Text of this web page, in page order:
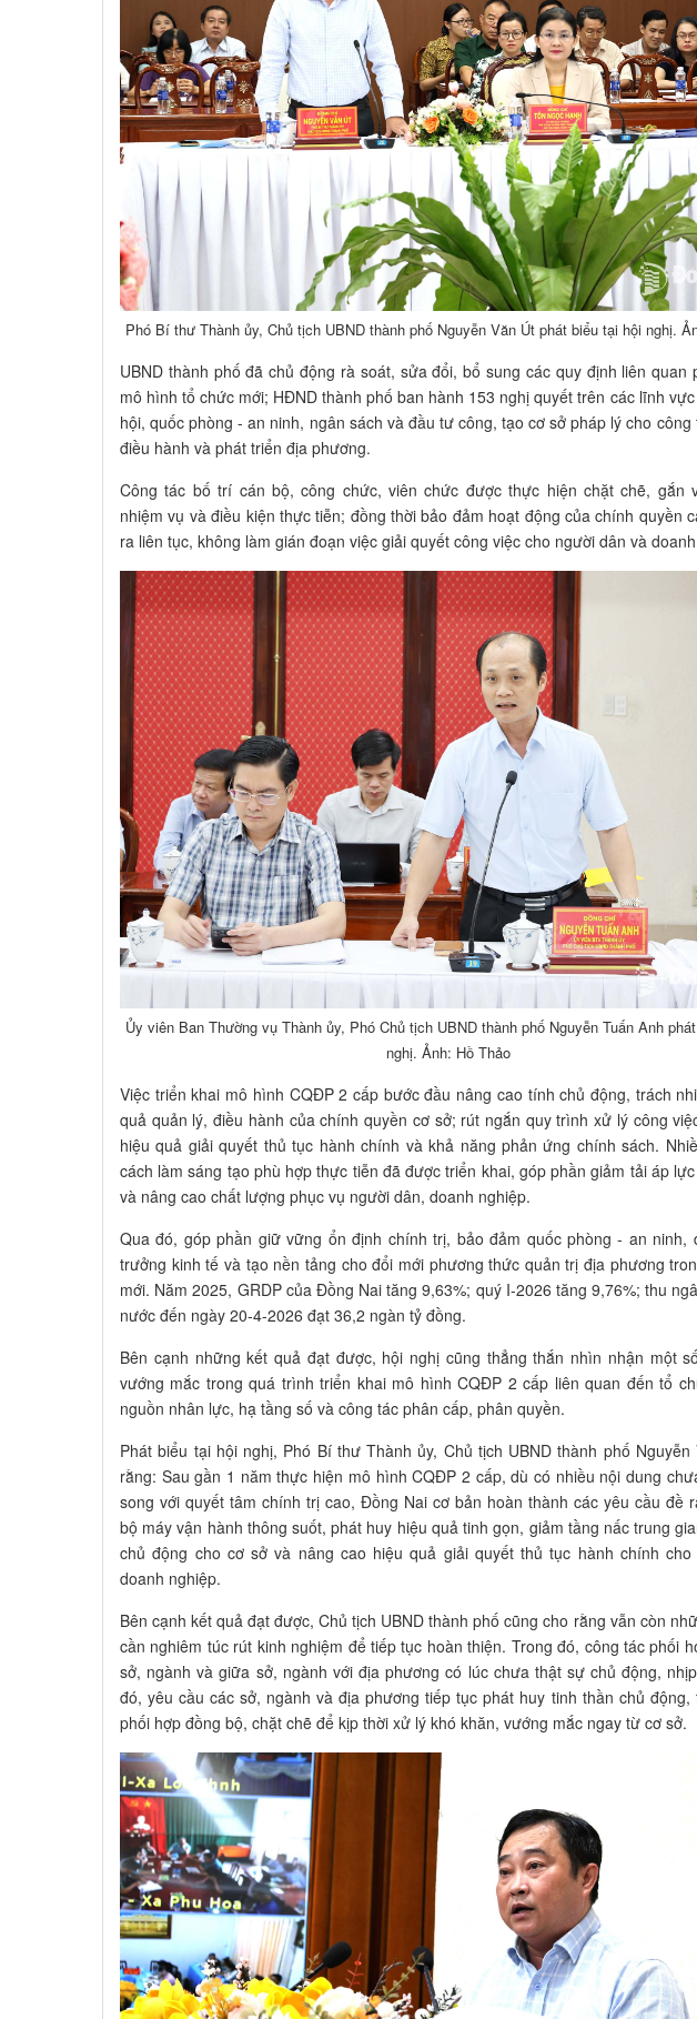
Phó Bí thư Thành ủy, Chủ tịch UBND thành phố Nguyễn Văn Út phát biểu tại hội nghị.
UBND thành phố đã chủ động rà soát, sửa đổi, bổ sung các quy định liên quan
mô hình tổ chức mới; HĐND thành phố ban hành 153 nghị quyết trên các lĩnh
hội, quốc phòng - an ninh, ngân sách và đầu tư công, tạo cơ sở pháp lý cho công
điều hành và phát triển địa phương.
Công tác bố trí cán bộ, công chức, viên chức được thực hiện chặt chẽ, gắn
nhiệm vụ và điều kiện thực tiễn; đồng thời bảo đảm hoạt động của chính quyền
ra liên tục, không làm gián đoạn việc giải quyết công việc cho người dân và
Ủy viên Ban Thường vụ Thành ủy, Phó Chủ tịch UBND thành phố Nguyễn Tuấn Anh
nghị. Ảnh: Hồ Thảo
Việc triển khai mô hình CQĐP 2 cấp bước đầu nâng cao tính chủ động, trách
quả quản lý, điều hành của chính quyền cơ sở; rút ngắn quy trình xử lý công
hiệu quả giải quyết thủ tục hành chính và khả năng phản ứng chính sách.
cách làm sáng tạo phù hợp thực tiễn đã được triển khai, góp phần giảm tải áp
và nâng cao chất lượng phục vụ người dân, doanh nghiệp.
Qua đó, góp phần giữ vững ổn định chính trị, bảo đảm quốc phòng - an ninh,
trưởng kinh tế và tạo nền tảng cho đổi mới phương thức quản trị địa phương
mới. Năm 2025, GRDP của Đồng Nai tăng 9,63%; quý I-2026 tăng 9,76%; thu
nước đến ngày 20-4-2026 đạt 36,2 ngàn tỷ đồng.
Bên cạnh những kết quả đạt được, hội nghị cũng thẳng thắn nhìn nhận một
vướng mắc trong quá trình triển khai mô hình CQĐP 2 cấp liên quan đến tổ
nguồn nhân lực, hạ tầng số và công tác phân cấp, phân quyền.
Phát biểu tại hội nghị, Phó Bí thư Thành ủy, Chủ tịch UBND thành phố Nguyễn
rằng: Sau gần 1 năm thực hiện mô hình CQĐP 2 cấp, dù có nhiều nội dung
song với quyết tâm chính trị cao, Đồng Nai cơ bản hoàn thành các yêu cầu đề
bộ máy vận hành thông suốt, phát huy hiệu quả tinh gọn, giảm tầng nấc trung
chủ động cho cơ sở và nâng cao hiệu quả giải quyết thủ tục hành chính cho
doanh nghiệp.
Bên cạnh kết quả đạt được, Chủ tịch UBND thành phố cũng cho rằng vẫn còn
cần nghiêm túc rút kinh nghiệm để tiếp tục hoàn thiện. Trong đó, công tác phối
sở, ngành và giữa sở, ngành với địa phương có lúc chưa thật sự chủ động,
đó, yêu cầu các sở, ngành và địa phương tiếp tục phát huy tinh thần chủ động,
phối hợp đồng bộ, chặt chẽ để kịp thời xử lý khó khăn, vướng mắc ngay từ cơ sở.